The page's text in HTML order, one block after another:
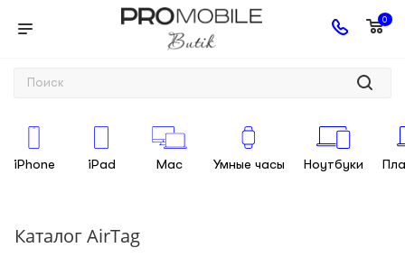
0
iPhone iPad Mac Умные часы Ноутбуки
Каталог AirTag